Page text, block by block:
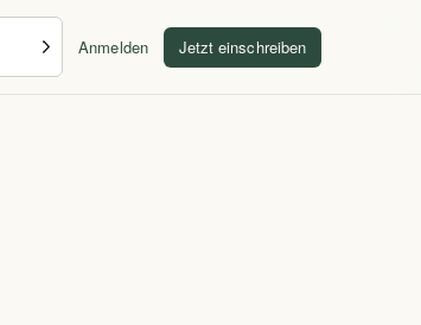
Anmelden Jetzt einschreiben